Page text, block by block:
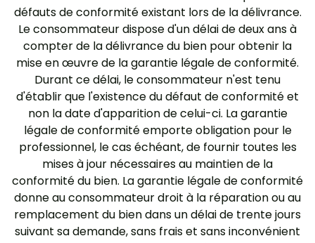
défauts de conformité existant lors de la délivrance.
Le consommateur dispose d'un délai de deux ans à
compter de la délivrance du bien pour obtenir la
mise en œuvre de la garantie légale de conformité.
Durant ce délai, le consommateur n'est tenu
d'établir que l'existence du défaut de conformité et
non la date d'apparition de celui-ci. La garantie
légale de conformité emporte obligation pour le
professionnel, le cas échéant, de fournir toutes les
mises à jour nécessaires au maintien de la
conformité du bien. La garantie légale de conformité
donne au consommateur droit à la réparation ou au
remplacement du bien dans un délai de trente jours
suivant sa demande, sans frais et sans inconvénient